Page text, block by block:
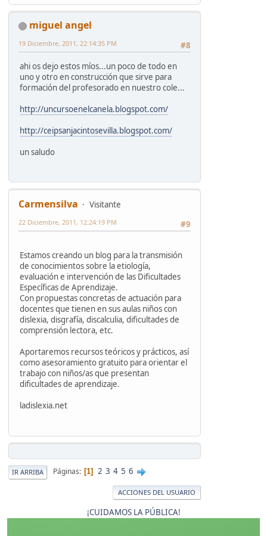
miguel angel
#8
19 Diciembre, 2011, 22:14:35 PM
ahi os dejo estos míos...un poco de todo en
uno y otro en construcción que sirve para
formación del profesorado en nuestro cole...
http://uncursoenelcanela.blogspot.com/
http://ceipsanjacintosevilla.blogspot.com/
un saludo
Carmensilva
Visitante
#9
22 Diciembre, 2011, 12:24:19 PM
Estamos creando un blog para la transmisión
de conocimientos sobre la etiología,
evaluación e intervención de las Dificultades
Específicas de Aprendizaje.
Con propuestas concretas de actuación para
docentes que tienen en sus aulas niños con
dislexia, disgrafía, discalculia, dificultades de
comprensión lectora, etc.
Aportaremos recursos teóricos y prácticos, así
como asesoramiento gratuito para orientar el
trabajo con niños/as que presentan
dificultades de aprendizaje.
ladislexia.net
IR ARRIBA Páginas 1 2 3 4 5 6
ACCIONES DEL USUARIO
¡CUIDAMOS LA PÚBLICA!